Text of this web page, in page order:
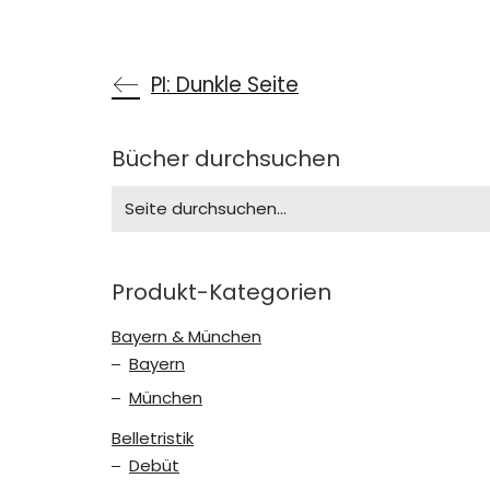
PI: Dunkle Seite
Bücher durchsuchen
for:
Produkt-Kategorien
Bayern & München
Bayern
München
Belletristik
Debüt